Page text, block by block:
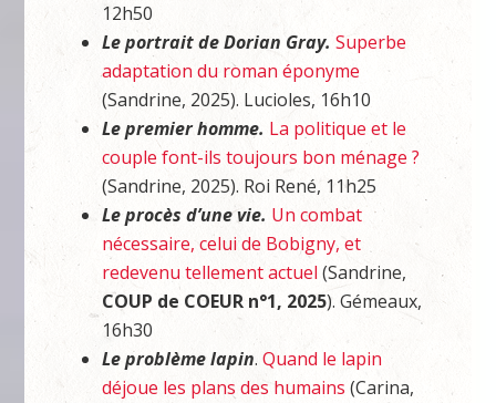
12h50
Le portrait de Dorian Gray. Superbe
adaptation du roman éponyme
(Sandrine, 2025). Lucioles, 16h10
Le premier homme. La politique et le
couple font-ils toujours bon ménage ?
(Sandrine, 2025). Roi René, 11h25
Le procès d’une vie. Un combat
nécessaire, celui de Bobigny, et
redevenu tellement actuel(Sandrine,
COUP de COEUR n°1, 2025). Gémeaux,
16h30
Le problème lapin.Quand le lapin
déjoue les plans des humains (Carina,